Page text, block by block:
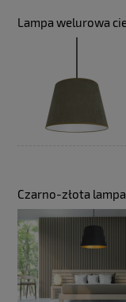
Lampa welurowa
Czarno-złota